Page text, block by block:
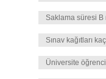
Saklama süresi B
Sınav kağıtları
Üniversite öğrenci